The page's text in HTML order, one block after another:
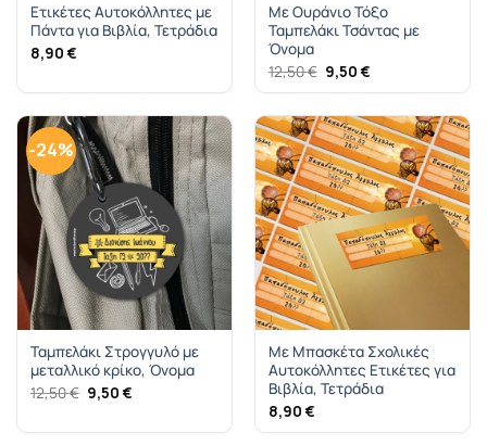
Ετικέτες Αυτοκόλλητες με
Πάντα για Βιβλία, Τετράδια
8,90 €
Με Ουράνιο Τόξο
Ταμπελάκι Τσάντας με
Όνομα
12,50€ Original
price
was:
12,50 €.
9,50 €Η
τιμή
είναι:
9,50 €.
-24%
Ταμπελάκι Στρογγυλό με
μεταλλικό κρίκο, Όνομα
12,50€ Original
price
12,50 €.
9,50 €Η
είναι:
Με Μπασκέτα Σχολικές
Αυτοκόλλητες Ετικέτες για
Βιβλία, Τετράδια
8,90 €